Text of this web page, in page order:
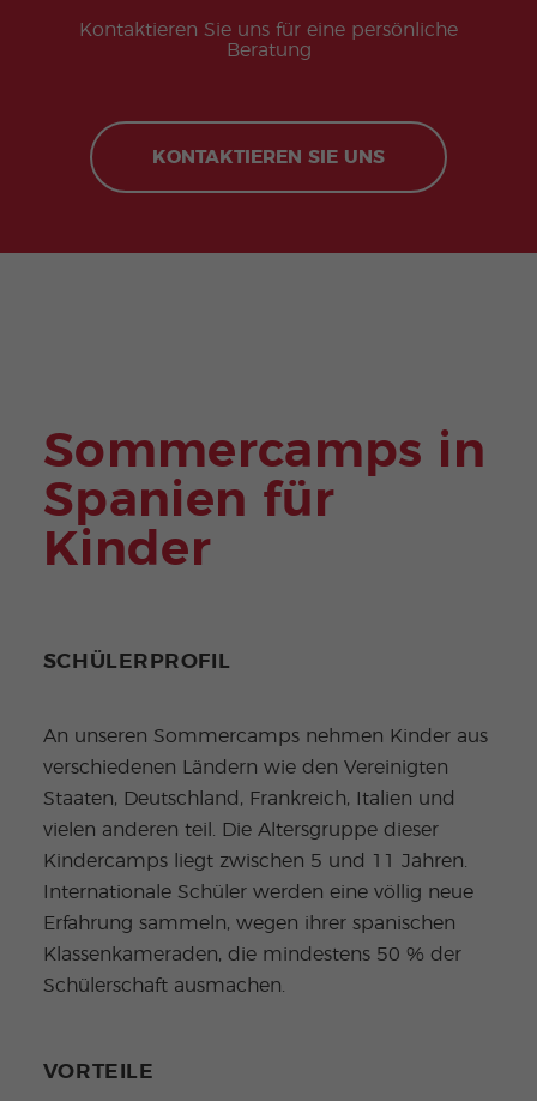
Kontaktieren Sie uns für eine persönliche
Beratung
KONTAKTIEREN SIE UNS
Sommercamps in
Spanien für
Kinder
SCHÜLERPROFIL
An unseren Sommercamps nehmen Kinder aus
verschiedenen Ländern wie den Vereinigten
Staaten, Deutschland, Frankreich, Italien und
vielen anderen teil. Die Altersgruppe dieser
Kindercamps liegt zwischen 5 und 11 Jahren.
Internationale Schüler werden eine völlig neue
Erfahrung sammeln, wegen ihrer spanischen
Klassenkameraden, die mindestens 50 % der
Schülerschaft ausmachen.
VORTEILE